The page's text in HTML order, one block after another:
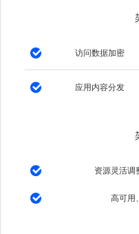
访问数据加密
应用内容分发
资源灵活调
高可用